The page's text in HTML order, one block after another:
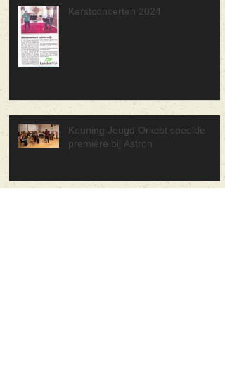
Kerstconcerten 2024
Keuning Jeugd Orkest speelde
première bij Astron